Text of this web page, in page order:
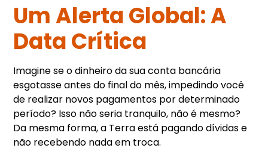
Um Alerta Global: A
Data Crítica
Imagine se o dinheiro da sua conta bancária
esgotasse antes do final do mês, impedindo você
de realizar novos pagamentos por determinado
período? Isso não seria tranquilo, não é mesmo?
Da mesma forma, a Terra está pagando dívidas e
não recebendo nada em troca.